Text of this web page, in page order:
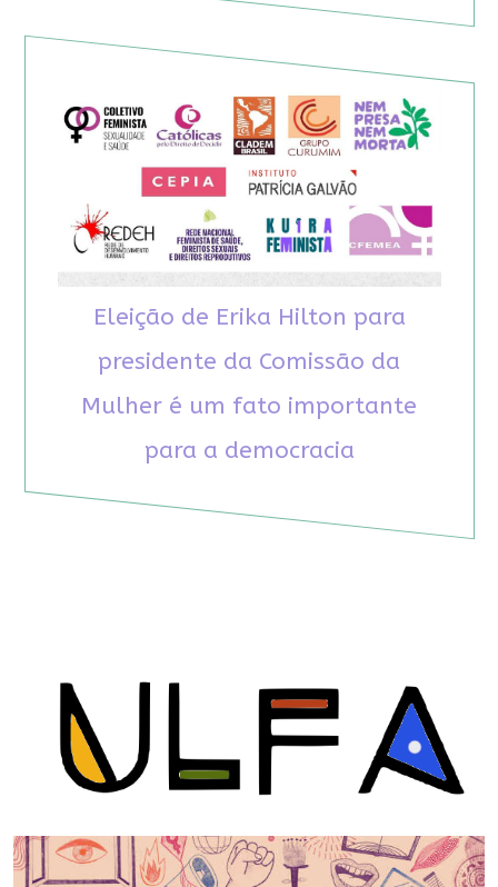
Eleição de Erika Hilton para
presidente da Comissão da
Mulher é um fato importante
para a democracia